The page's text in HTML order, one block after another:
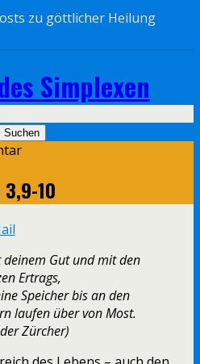
zu göttlicher Heilung
Simplexen
10
deinem Gut und mit den
Ertrags,
Speicher bis an den
laufen über von Most.
Zürcher)